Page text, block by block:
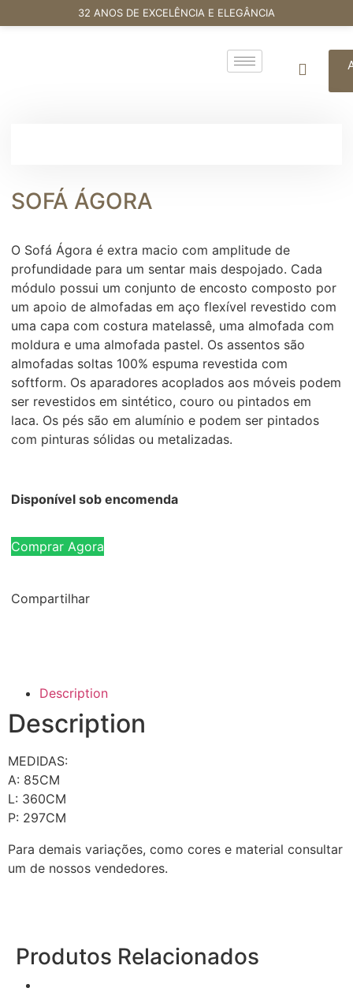
32 ANOS DE EXCELÊNCIA E ELEGÂNCIA
SOFÁ ÁGORA
O Sofá Ágora é extra macio com amplitude de
profundidade para um sentar mais despojado. Cada
módulo possui um conjunto de encosto composto por
um apoio de almofadas em aço flexível revestido com
uma capa com costura matelassê, uma almofada com
moldura e uma almofada pastel. Os assentos são
almofadas soltas 100% espuma revestida com
softform. Os aparadores acoplados aos móveis podem
ser revestidos em sintético, couro ou pintados em
laca. Os pés são em alumínio e podem ser pintados
com pinturas sólidas ou metalizadas.
Disponível sob encomenda
Comprar Agora
Compartilhar
Description
Description
MEDIDAS:
A: 85CM
L: 360CM
P: 297CM
Para demais variações, como cores e material consultar
um de nossos vendedores.
Produtos Relacionados